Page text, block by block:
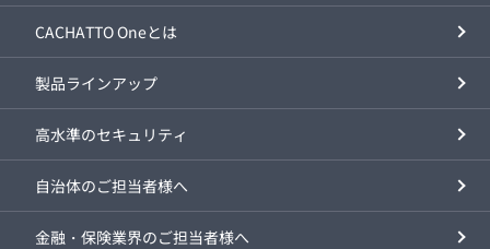
CACHATTO Oneとは
製品ラインアップ
高水準のセキュリティ
自治体のご担当者様へ
金融・保険業界のご担当者様へ